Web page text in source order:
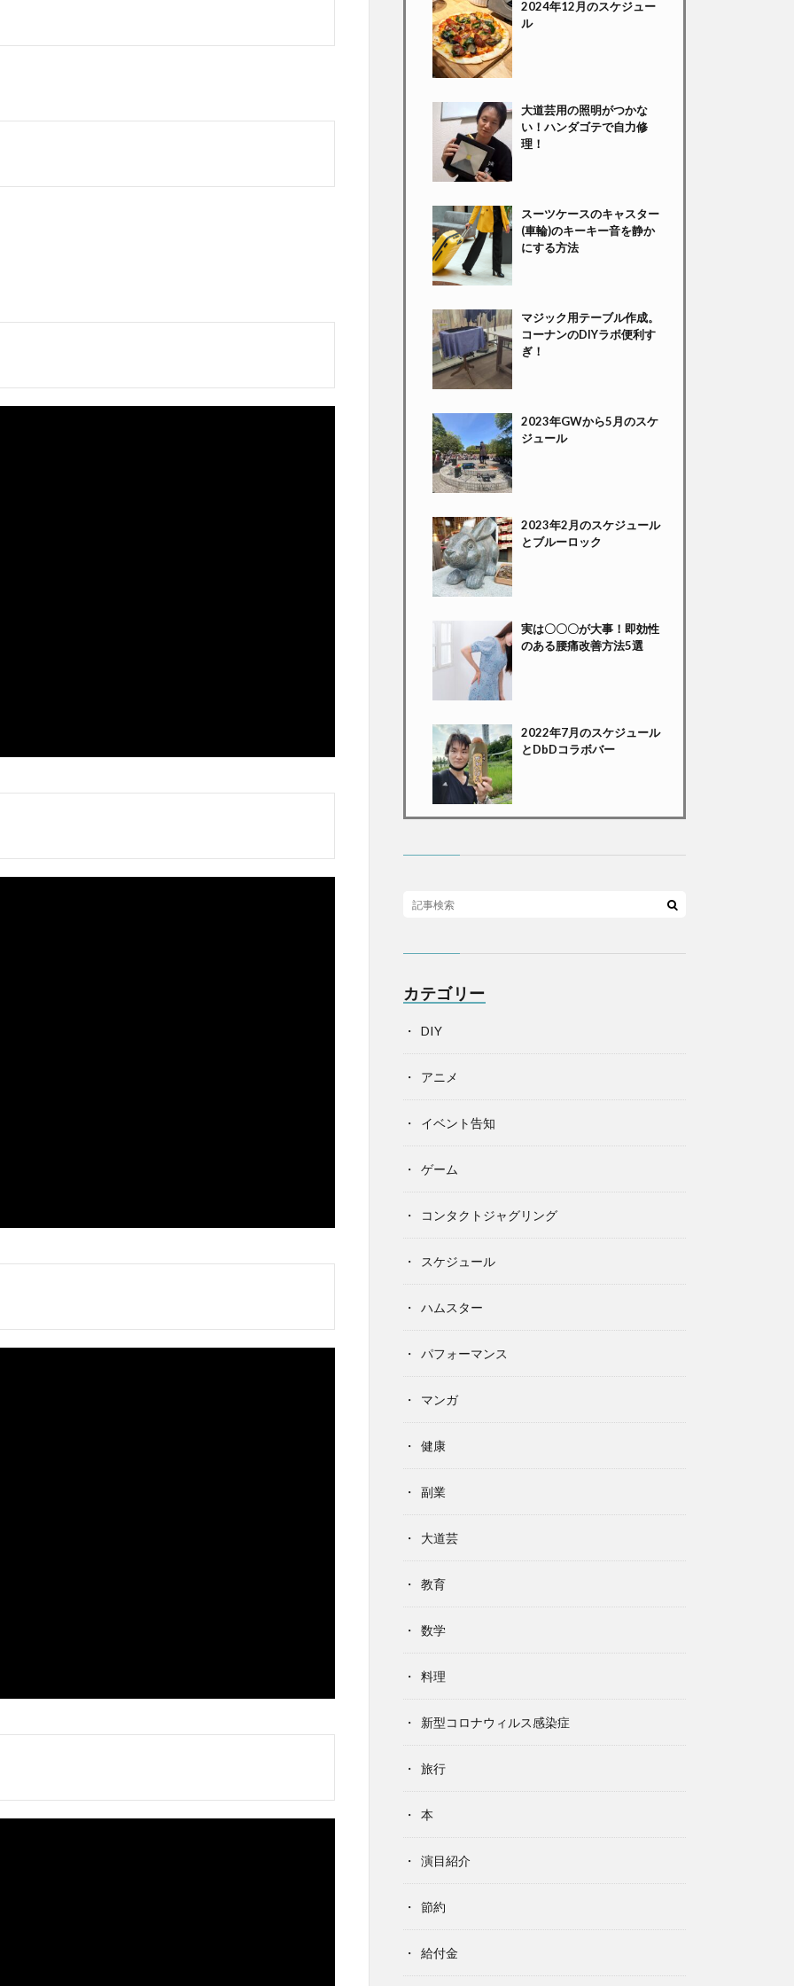
2024年12月のスケジュー
ル
大道芸用の照明がつかな
い！ハンダゴテで自力修
理！
スーツケースのキャスター
(車輪)のキーキー音を静か
にする方法
マジック用テーブル作成。
コーナンのDIYラボ便利す
ぎ！
2023年GWから5月のスケ
ジュール
2023年2月のスケジュール
とブルーロック
実は〇〇〇が大事！即効性
のある腰痛改善方法5選
2022年7月のスケジュール
とDbDコラボバー
カテゴリー
DIY
アニメ
イベント告知
ゲーム
コンタクトジャグリング
スケジュール
ハムスター
パフォーマンス
マンガ
健康
副業
大道芸
教育
数学
料理
新型コロナウィルス感染症
旅行
本
演目紹介
節約
給付金